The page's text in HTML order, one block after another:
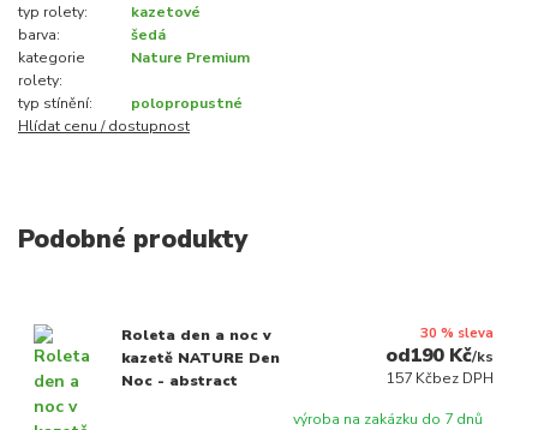
typ rolety:
kazetové
barva:
šedá
kategorie
rolety:
Nature Premium
typ stínění:
polopropustné
Hlídat cenu / dostupnost
Podobné produkty
Roleta den a noc v
kazetě NATURE Den
Noc - abstract
30 % sleva
190 Kč/ks
157 Kčbez DPH
výroba na zakázku do 7 dnů